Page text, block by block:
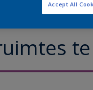
Accept All